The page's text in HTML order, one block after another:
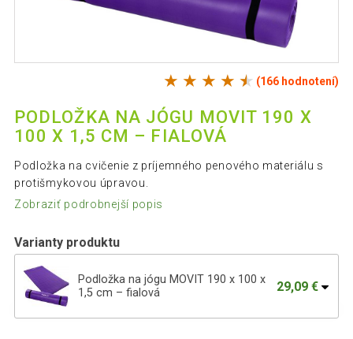
(166 hodnotení)
PODLOŽKA NA JÓGU MOVIT 190 X
100 X 1,5 CM – FIALOVÁ
Podložka na cvičenie z príjemného penového materiálu s
protišmykovou úpravou.
Zobraziť podrobnejší popis
Varianty produktu
Podložka na jógu MOVIT 190 x 100 x
1,5 cm – fialová
29,09 €